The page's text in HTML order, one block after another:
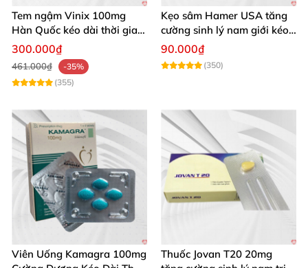
Tem ngậm Vinix 100mg
Hàn Quốc kéo dài thời gian
quan hệ nam giới
300.000₫
461.000₫
-35%
(355)
Kẹo sâm Hamer USA tăng
cường sinh lý nam giới kéo
dài
90.000₫
(350)
Viên Uống Kamagra 100mg
Thuốc Jovan T20 20mg